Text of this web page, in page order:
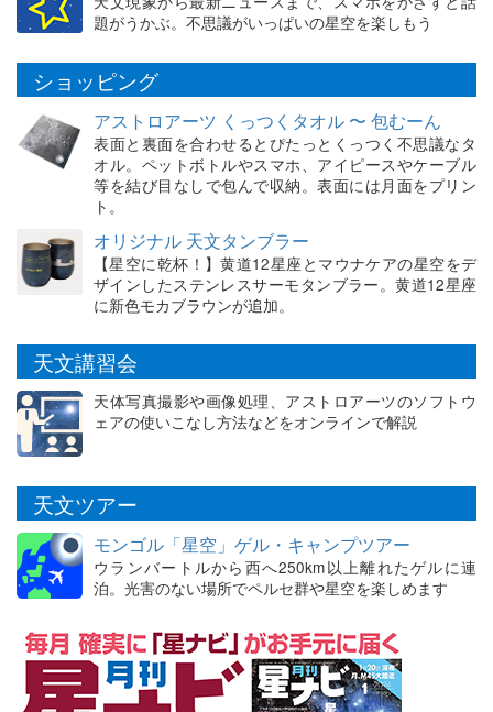
題がうかぶ。不思議がいっぱいの星空を楽しもう
ショッピング
アストロアーツ くっつくタオル 〜 包むーん
表面と裏面を合わせるとぴたっとくっつく不思議なタ
オル。ペットボトルやスマホ、アイピースやケーブル
等を結び目なしで包んで収納。表面には月面をプリン
ト。
オリジナル 天文タンブラー
【星空に乾杯！】黄道12星座とマウナケアの星空をデ
ザインしたステンレスサーモタンブラー。黄道12星座
に新色モカブラウンが追加。
天文講習会
天体写真撮影や画像処理、アストロアーツのソフトウ
ェアの使いこなし方法などをオンラインで解説
天文ツアー
モンゴル「星空」ゲル・キャンプツアー
ウランバートルから西へ250km以上離れたゲルに連
泊。光害のない場所でペルセ群や星空を楽しめます